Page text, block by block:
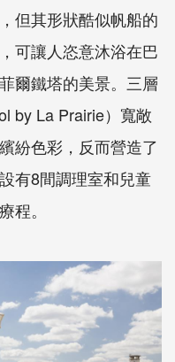
但其形狀酷似帆船的
可讓人恣意沐浴在巴
爾鐵塔的美景。三層
by La Prairie）寬敞
紛色彩，反而營造了
有8間調理室和兒童
程。